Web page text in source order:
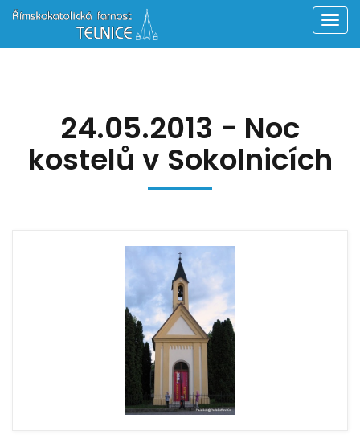
24.05.2013 - Noc
kostelů v Sokolnicích